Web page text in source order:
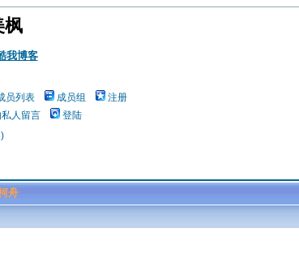
枫
我博客
员列表 成员组
注册
人留言
登陆
舟